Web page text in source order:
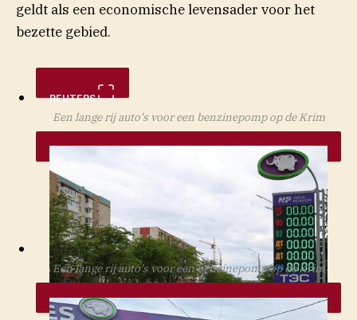
geldt als een economische levensader voor het
bezette gebied.
REUTERS
Een lange rij auto’s voor een benzinepomp op de Krim
Een lange rij auto’s voor een benzinepomp op de Krim